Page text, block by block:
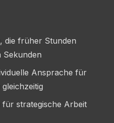
die früher Stunden
Sekunden
Ansprache für
für strategische Arbeit